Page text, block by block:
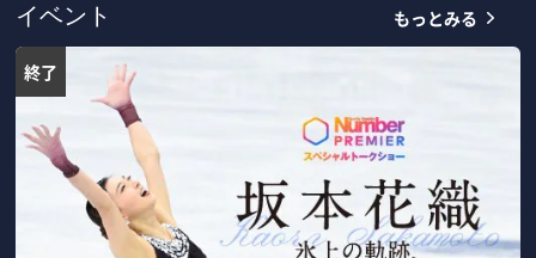
イベント もっとみる
終了